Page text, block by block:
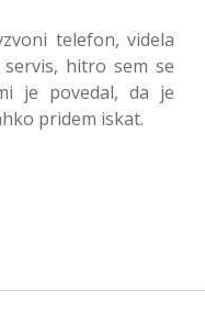
telefon, videla
hitro sem se
je povedal, da je
pridem iskat.